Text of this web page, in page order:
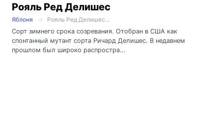
Рояль Ред Делишес
Яблоня
Рояль Ред Делишес...
Сорт зимнего срока созревания. Отобран в США как
спонтанный мутант сорта Ричард Делишес. В недавнем
прошлом был широко распростра...